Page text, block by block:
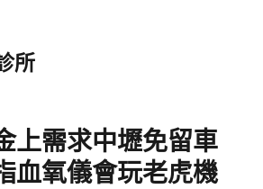
所
上需求中壢免留車
血氧儀會玩老虎機